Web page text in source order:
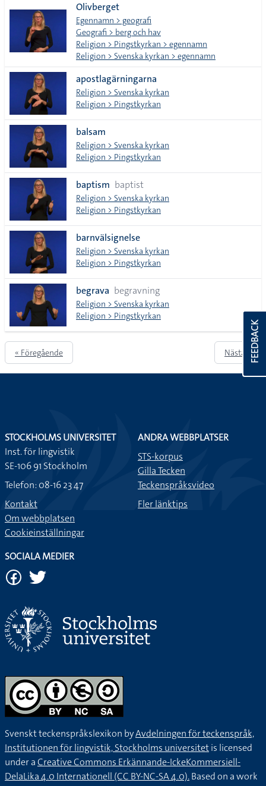
Olivberget
Egennamn > geografi
Geografi > berg och hav
Religion > Pingstkyrkan > egennamn
Religion > Svenska kyrkan > egennamn
apostlagärningarna
Religion > Svenska kyrkan
Religion > Pingstkyrkan
balsam
Religion > Svenska kyrkan
Religion > Pingstkyrkan
baptism baptist
Religion > Svenska kyrkan
Religion > Pingstkyrkan
barnvälsignelse
Religion > Svenska kyrkan
Religion > Pingstkyrkan
begrava begravning
Religion > Svenska kyrkan
Religion > Pingstkyrkan
« Föregående Nästa » FEEDBACK
STOCKHOLMS UNIVERSITET
Inst. för lingvistik
SE-106 91 Stockholm
Telefon: 08-16 23 47
Kontakt
Om webbplatsen
Cookieinställningar
ANDRA WEBBPLATSER
STS-korpus
Gilla Tecken
Teckenspråksvideo
Fler länktips
SOCIALA MEDIER
Svenskt teckenspråkslexikon byAvdelningen för teckenspråk,
Institutionen för lingvistik, Stockholms universitetis licensed
under aCreative Commons Erkännande-IckeKommersiell-
DelaLika 4.0 Internationell (CC BY-NC-SA 4.0).Based on a work